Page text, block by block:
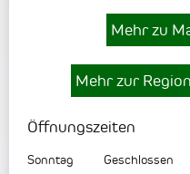
Mehr zu
Mehr zur
Öffnungszeiten
Sonntag
Geschlossen